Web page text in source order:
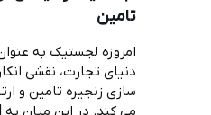
تامین
امروزه لجستیک به
دنیای تجارت، نقشی
سازی زنجیره تامین و